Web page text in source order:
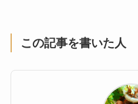
この記事を書いた人